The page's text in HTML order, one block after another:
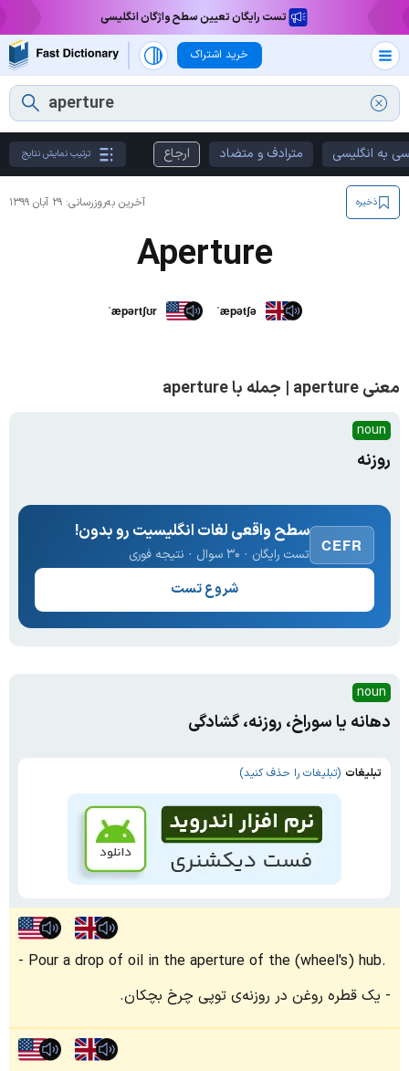
تست رایگان تعیین سطح واژگان انگلیسی
خرید اشتراک
به انگلیسی مترادف و متضاد ارجاع ترتیب نمایش نتایج
آخرین به‌روزرسانی: ۲۹ آبان ۱۳۹۹ ذخیره
Aperture
ˈæpərtʃʊr ˈæpətʃə
معنی aperture | جمله با aperture
noun
روزنه
CEFR
سطح واقعی لغات انگلیسیت رو بدون!
تست رایگان · ۳۰ سوال · نتیجه فوری
شروع تست
noun
دهانه یا سوراخ، روزنه، گشادگی
تبلیغات (تبلیغات را حذف کنید)
Pour a drop of oil in the aperture of the (wheel's) hub.
یک قطره روغن در روزنه‌ی توپی چرخ بچکان.